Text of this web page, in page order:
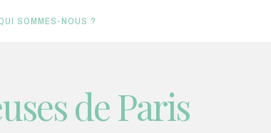
SOMMES-NOUS ?
de Paris